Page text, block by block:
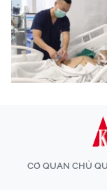
CƠ QUAN CHỦ